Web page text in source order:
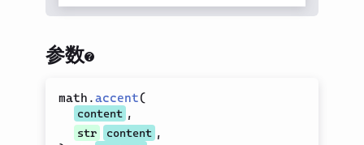
字体变体
Left/Right
显示样式
参数
math.accent(
content ,
str content ,